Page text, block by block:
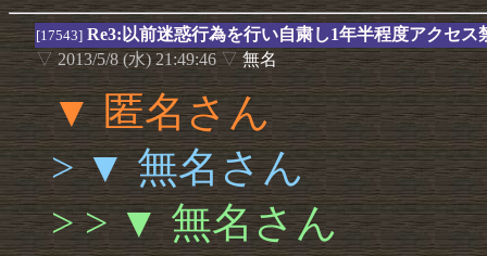
[17543] Re3:以前迷惑行為を行い自粛し1年半程度アクセ
▽ 2013/5/8 (水) 21:49:46 ▽無名
▼ 匿名さん
> ▼ 無名さん
> > ▼ 無名さん